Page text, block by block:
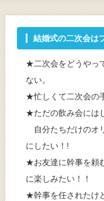
結婚式の二次会
★二次会をどうやっ
ない。
★忙しくて二次会の
★ただの飲み会には
自分たちだけのオ
にしたい！!
★お友達に幹事を頼
に楽しみたい！！
★幹事を任されたけ